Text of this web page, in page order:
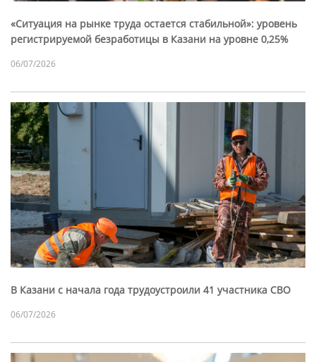
«Ситуация на рынке труда остается стабильной»: уровень
регистрируемой безработицы в Казани на уровне 0,25%
06/07/2026
В Казани с начала года трудоустроили 41 участника СВО
06/07/2026